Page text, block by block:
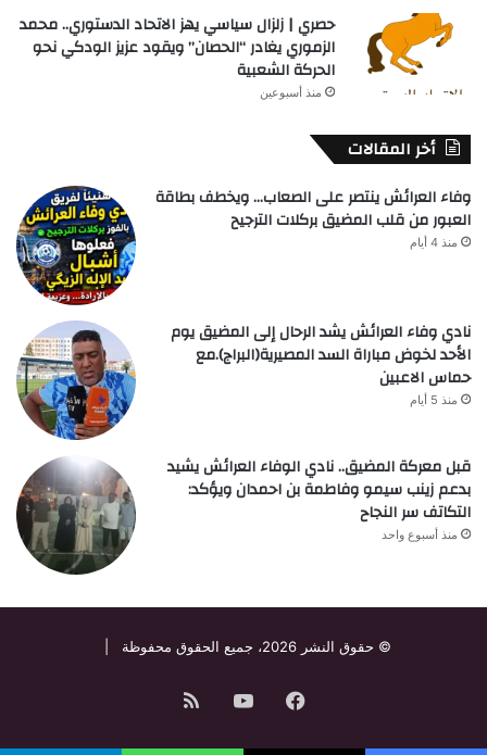
حصري | زلزال سياسي يهز الاتحاد الدستوري.. محمد
الزموري يغادر “الحصان” ويقود عزيز الودكي نحو
الحركة الشعبية
منذ أسبوعين
أخر المقالات
وفاء العرائش ينتصر على الصعاب… ويخطف بطاقة
العبور من قلب المضيق بركلات الترجيح
منذ 4 أيام
نادي وفاء العرائش يشد الرحال إلى المضيق يوم
الأحد لخوض مباراة السد المصيرية(البراج).مع
حماس الاعبين
منذ 5 أيام
قبل معركة المضيق.. نادي الوفاء العرائش يشيد
بدعم زينب سيمو وفاطمة بن احمدان ويؤكد:
التكاتف سر النجاح
منذ أسبوع واحد
© حقوق النشر 2026، جميع الحقوق محفوظة |
فيسبوك ‫YouTube